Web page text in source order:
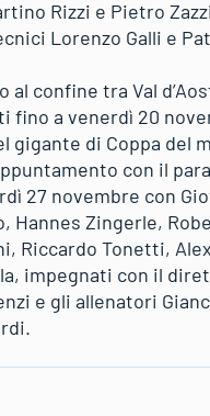
Rizzi e Pietro
Lorenzo Galli e
al confine tra Val
fino a venerdì 20
gigante di Coppa del
con il
27 novembre con
Hannes Zingerle,
Riccardo Tonetti,
impegnati con il
e gli allenatori